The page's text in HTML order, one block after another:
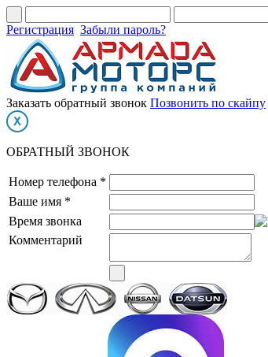
Регистрация Забыли пароль?
Заказать обратный звонок Позвонить по скайпу
ОБРАТНЫЙ ЗВОНОК
Номер телефона *
Ваше имя *
Время звонка
Комментарий